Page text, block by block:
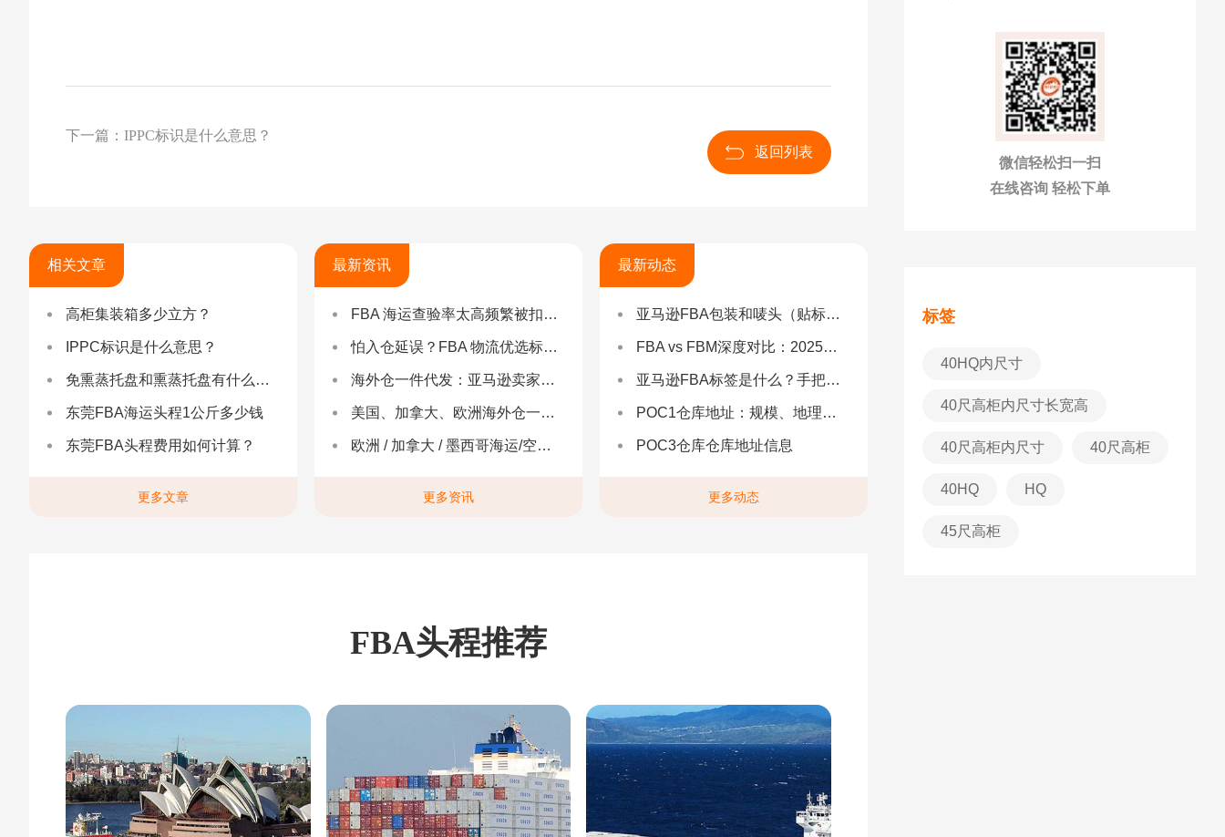
返回列表
下一篇：IPPC标识是什么意思？
相关文章
高柜集装箱多少立方？
IPPC标识是什么意思？
免熏蒸托盘和熏蒸托盘有什么不同？
东莞FBA海运头程1公斤多少钱
东莞FBA头程费用如何计算？
更多文章
最新资讯
FBA 海运查验率太高频繁被扣货，如何选择低查验物流货代？
怕入仓延误？FBA 物流优选标准：自营仓 + 自有车队是核心硬指标
海外仓一件代发：亚马逊卖家合规履约与长效增长解决方案
美国、加拿大、欧洲海外仓一件代发
欧洲 / 加拿大 / 墨西哥海运/空运 | 多国海运一站式解决方案
更多资讯
最新动态
亚马逊FBA包装和唛头（贴标签）要求（2025最新详解）
FBA vs FBM深度对比：2025年卖家该如何选择？（附决策流程图）
亚马逊FBA标签是什么？手把手教你设置与避坑（附超全指南）
POC1仓库地址：规模、地理与优势分析
POC3仓库仓库地址信息
更多动态
FBA头程推荐
微信轻松扫一扫
在线咨询 轻松下单
标签
40HQ内尺寸
40尺高柜内尺寸长宽高
40尺高柜内尺寸 40尺高柜
40HQ HQ
45尺高柜